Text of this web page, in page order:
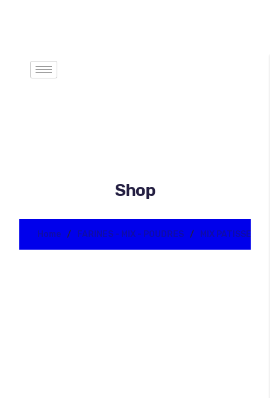
Shop
Home FARINES - MIX - POUDRES MIX PATISSERIE